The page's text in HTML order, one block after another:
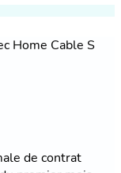
Home Cable S
de contrat